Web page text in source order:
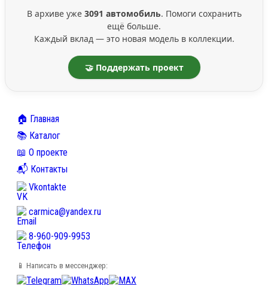
В архиве уже 3091 автомобиль. Помоги сохранить
ещё больше.
Каждый вклад — это новая модель в коллекции.
🤝 Поддержать проект
🏠 Главная
📚 Каталог
📖 О проекте
📬 Контакты
Vkontakte
carmica@yandex.ru
8-960-909-9953
📱 Написать в мессенджер: